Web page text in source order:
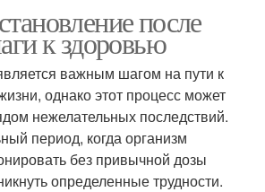
после
к здоровью
важным шагом на пути к
однако этот процесс может
нежелательных последствий.
период, когда организм
без привычной дозы
определенные трудности.